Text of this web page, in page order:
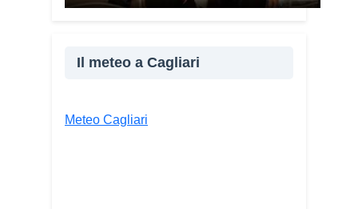
Facebook X
E-mail Stampa
Il meteo a Cagliari
Meteo Cagliari